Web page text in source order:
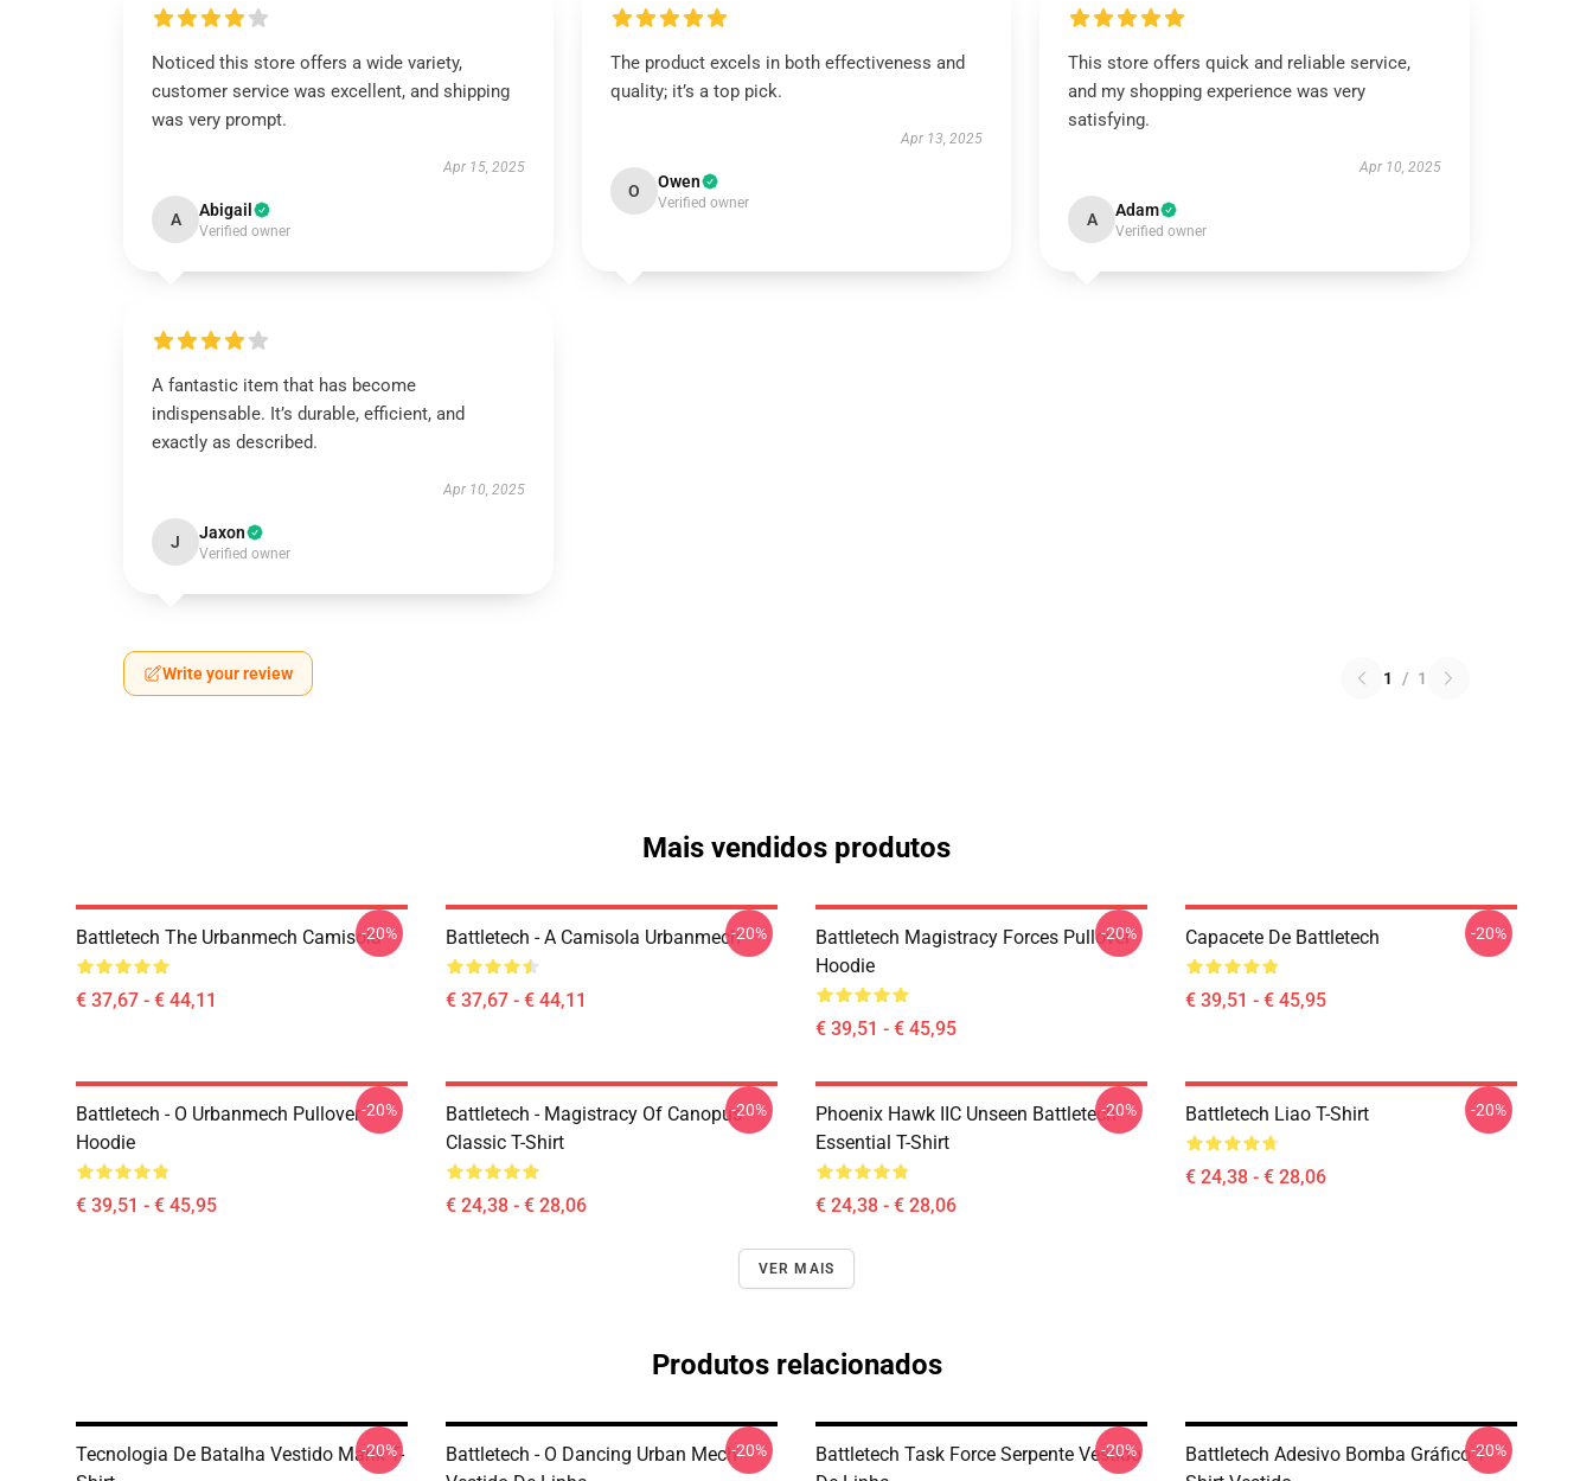
Noticed this store offers a wide variety,
customer service was excellent, and shipping
was very prompt.
Apr 15, 2025
A Abigail
Verified owner
The product excels in both effectiveness and
quality; it’s a top pick.
Apr 13, 2025
O Owen
Verified owner
This store offers quick and reliable service,
and my shopping experience was very
satisfying.
Apr 10, 2025
A Adam
Verified owner
A fantastic item that has become
indispensable. It’s durable, efficient, and
exactly as described.
Apr 10, 2025
J Jaxon
Verified owner
Write your review 1 / 1
Mais vendidos produtos
Battletech The Urbanmech Camisola
€ 37,67 - € 44,11
-20% Battletech - A Camisola Urbanmech
€ 37,67 - € 44,11
-20%
Battletech Magistracy Forces Pullover
Hoodie
€ 39,51 - € 45,95
-20% Capacete De Battletech
€ 39,51 - € 45,95
-20%
Battletech - O Urbanmech Pullover
Hoodie
€ 39,51 - € 45,95
-20%
Battletech - Magistracy Of Canopus
Classic T-Shirt
€ 24,38 - € 28,06
-20%
Phoenix Hawk IIC Unseen Battletech
Essential T-Shirt
€ 24,38 - € 28,06
-20% Battletech Liao T-Shirt
€ 24,38 - € 28,06
-20%
VER MAIS
Produtos relacionados
Tecnologia De Batalha Vestido Marik T-
-20%
Battletech - O Dancing Urban Mech-20%
Battletech Task Force Serpente Vestido
-20%
Battletech Adesivo Bomba Gráfico T-20%